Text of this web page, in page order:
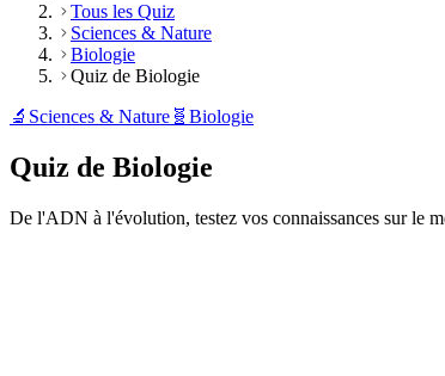
Tous les Quiz
Sciences & Nature
Biologie
Quiz de Biologie
🔬 Sciences & Nature 🧬 Biologie
Quiz de Biologie
De l'ADN à l'évolution, testez vos connaissances sur le